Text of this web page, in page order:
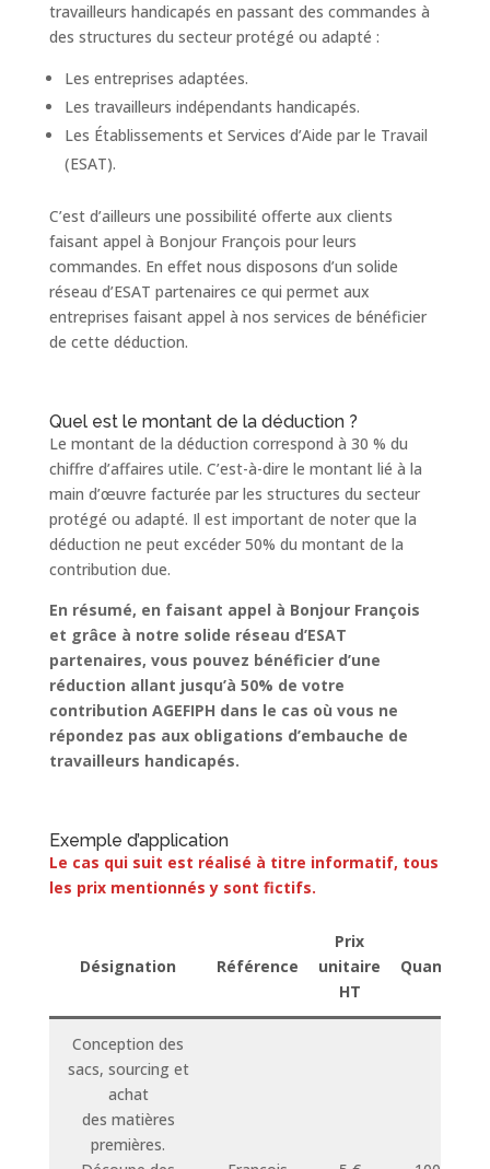
travailleurs handicapés en passant des commandes à
des structures du secteur protégé ou adapté :
Les entreprises adaptées.
Les travailleurs indépendants handicapés.
Les Établissements et Services d’Aide par le Travail
(ESAT).
C’est d’ailleurs une possibilité offerte aux clients
faisant appel à Bonjour François pour leurs
commandes. En effet nous disposons d’un solide
réseau d’ESAT partenaires ce qui permet aux
entreprises faisant appel à nos services de bénéficier
de cette déduction.
Quel est le montant de la déduction ?
Le montant de la déduction correspond à 30 % du
chiffre d’affaires utile. C’est-à-dire le montant lié à la
main d’œuvre facturée par les structures du secteur
protégé ou adapté. Il est important de noter que la
déduction ne peut excéder 50% du montant de la
contribution due.
En résumé, en faisant appel à Bonjour François
et grâce à notre solide réseau d’ESAT
partenaires, vous pouvez bénéficier d’une
réduction allant jusqu’à 50% de votre
contribution AGEFIPH dans le cas où vous ne
répondez pas aux obligations d’embauche de
travailleurs handicapés.
Exemple d’application
Le cas qui suit est réalisé à titre informatif, tous
les prix mentionnés y sont fictifs.
Désignation Référence
Prix
unitaire
HT
Quantité
Conception des
sacs, sourcing et
achat
des matières
premières.